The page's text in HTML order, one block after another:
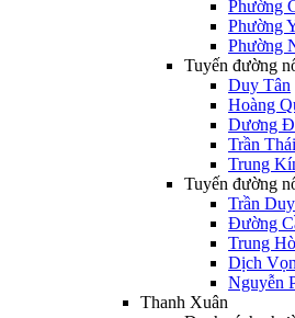
Phường
Phường
Phường
Tuyến đường
Duy Tân
Hoàng
Dương
Trần
Trung
Tuyến đường
Trần
Đường
Trung
Dịch
Nguyễn
Thanh Xuân